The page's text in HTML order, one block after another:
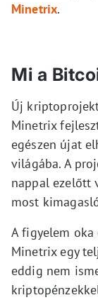
Minetrix.
Mi a
Új
Minetrix
egészen újat
világába. A
nappal ezelőtt
most
A figyelem oka
Minetrix egy
eddig nem